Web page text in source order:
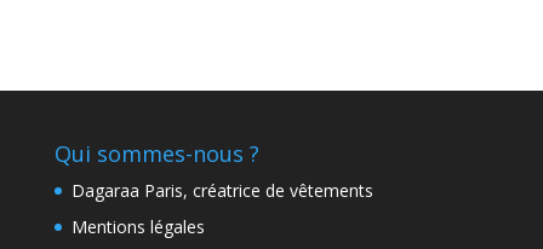
Qui sommes-nous ?
Dagaraa Paris, créatrice de vêtements
Mentions légales